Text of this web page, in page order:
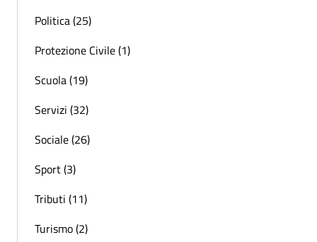
Politica (25)
Protezione Civile (1)
Scuola (19)
Servizi (32)
Sociale (26)
Sport (3)
Tributi (11)
Turismo (2)